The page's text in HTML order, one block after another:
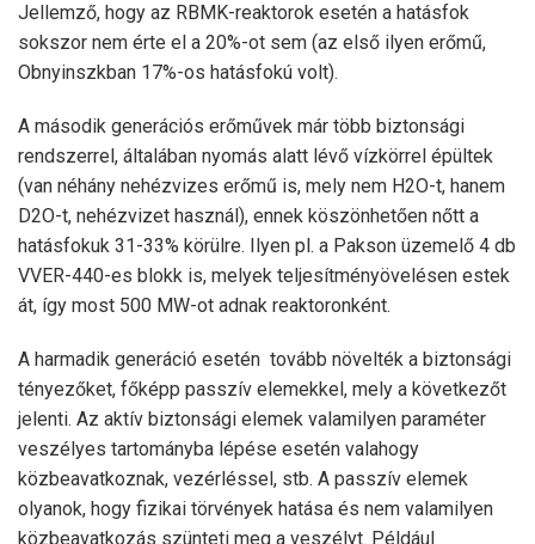
Jellemző, hogy az RBMK-reaktorok esetén a hatásfok
sokszor nem érte el a 20%-ot sem (az első ilyen erőmű,
Obnyinszkban 17%-os hatásfokú volt).
A második generációs erőművek már több biztonsági
rendszerrel, általában nyomás alatt lévő vízkörrel épültek
(van néhány nehézvizes erőmű is, mely nem H2O-t, hanem
D2O-t, nehézvizet használ), ennek köszönhetően nőtt a
hatásfokuk 31-33% körülre. Ilyen pl. a Pakson üzemelő 4 db
VVER-440-es blokk is, melyek teljesítményövelésen estek
át, így most 500 MW-ot adnak reaktoronként.
A harmadik generáció esetén tovább növelték a biztonsági
tényezőket, főképp passzív elemekkel, mely a következőt
jelenti. Az aktív biztonsági elemek valamilyen paraméter
veszélyes tartományba lépése esetén valahogy
közbeavatkoznak, vezérléssel, stb. A passzív elemek
olyanok, hogy fizikai törvények hatása és nem valamilyen
közbeavatkozás szünteti meg a veszélyt. Például